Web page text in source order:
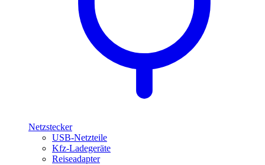
Netzstecker
USB-Netzteile
Kfz-Ladegeräte
Reiseadapter